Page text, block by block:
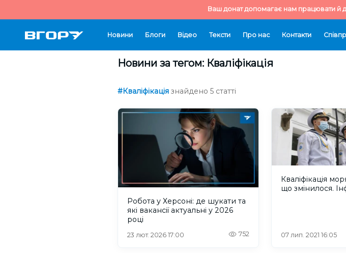
Ваш донат допомагає нам працювати й
Новини Блоги Відео Тексти Про нас Контакти
Новини за тегом: Кваліфікація
#Кваліфікація знайдено 5 статті
Робота у Херсоні: де шукати та
які вакансії актуальні у 2026
році
23 лют. 2026 17:00 752
Кваліфікація
що змінилося.
07 лип. 2021 16:05